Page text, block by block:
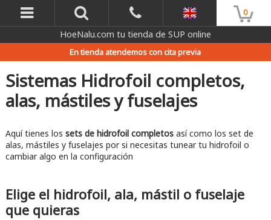
0
HoeNalu.com tu tienda de SUP online
En tienda atendemos con cita previa
Sistemas Hidrofoil completos,
alas, mástiles y fuselajes
Aquí tienes los sets de hidrofoil completosasí como los set de
alas, mástiles y fuselajes por si necesitas tunear tu hidrofoil o
cambiar algo en la configuración
Elige el hidrofoil, ala, mástil o fuselaje
que quieras